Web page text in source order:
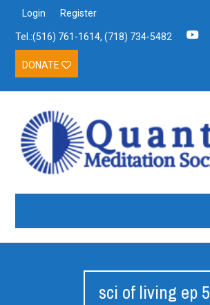
Login Register
Tel.:(516) 761-1614, (718) 734-5482
DONATE
sci of living ep 5